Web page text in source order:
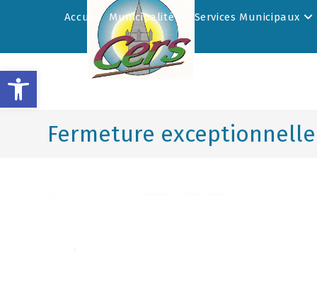
Accueil Municipalité Services Municipaux
Fermeture exceptionnelle
Ouvrir la barre d’outils